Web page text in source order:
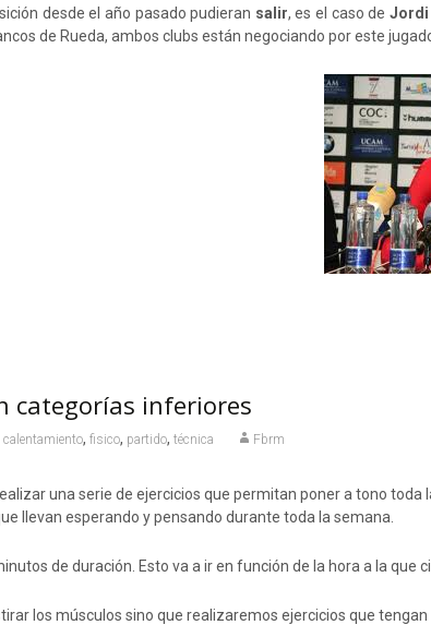
desde el año pasado pudieran salir, es el caso de Jordi
de Rueda, ambos clubs están negociando por este
categorías inferiores
calentamiento, fisico, partido, técnica Fbrm
una serie de ejercicios que permitan poner a tono
llevan esperando y pensando durante toda la semana.
de duración. Esto va a ir en función de la hora a la que
los músculos sino que realizaremos ejercicios que